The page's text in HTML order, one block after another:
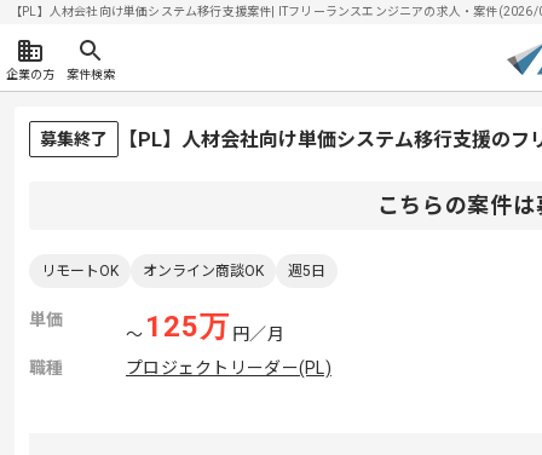
【PL】人材会社向け単価システム移行支援案件| ITフリーランスエンジニアの求人・案件
企業の方 案件検索
募集終了 【PL】人材会社向け単価システム移行支援のフ
こちらの案件
リモートOK オンライン商談OK 週5日
単価
〜 125万 円／月
職種
プロジェクトリーダー(PL)